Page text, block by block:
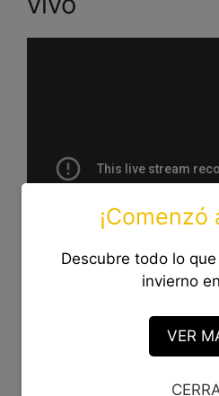
cámaras de
herramienta muy útil para
¡Comenzó
Descubre todo lo
invierno
VER